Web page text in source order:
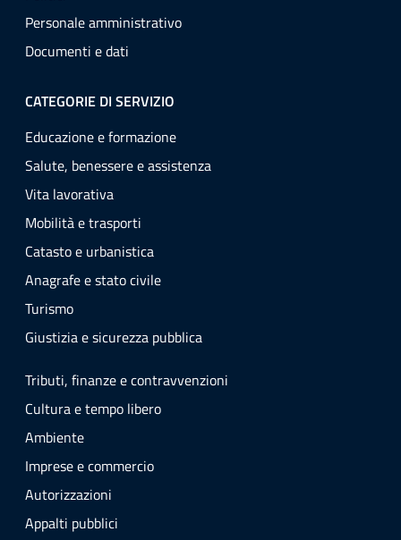
Personale amministrativo
Documenti e dati
CATEGORIE DI SERVIZIO
Educazione e formazione
Salute, benessere e assistenza
Vita lavorativa
Mobilità e trasporti
Catasto e urbanistica
Anagrafe e stato civile
Turismo
Giustizia e sicurezza pubblica
Tributi, finanze e contravvenzioni
Cultura e tempo libero
Ambiente
Imprese e commercio
Autorizzazioni
Appalti pubblici